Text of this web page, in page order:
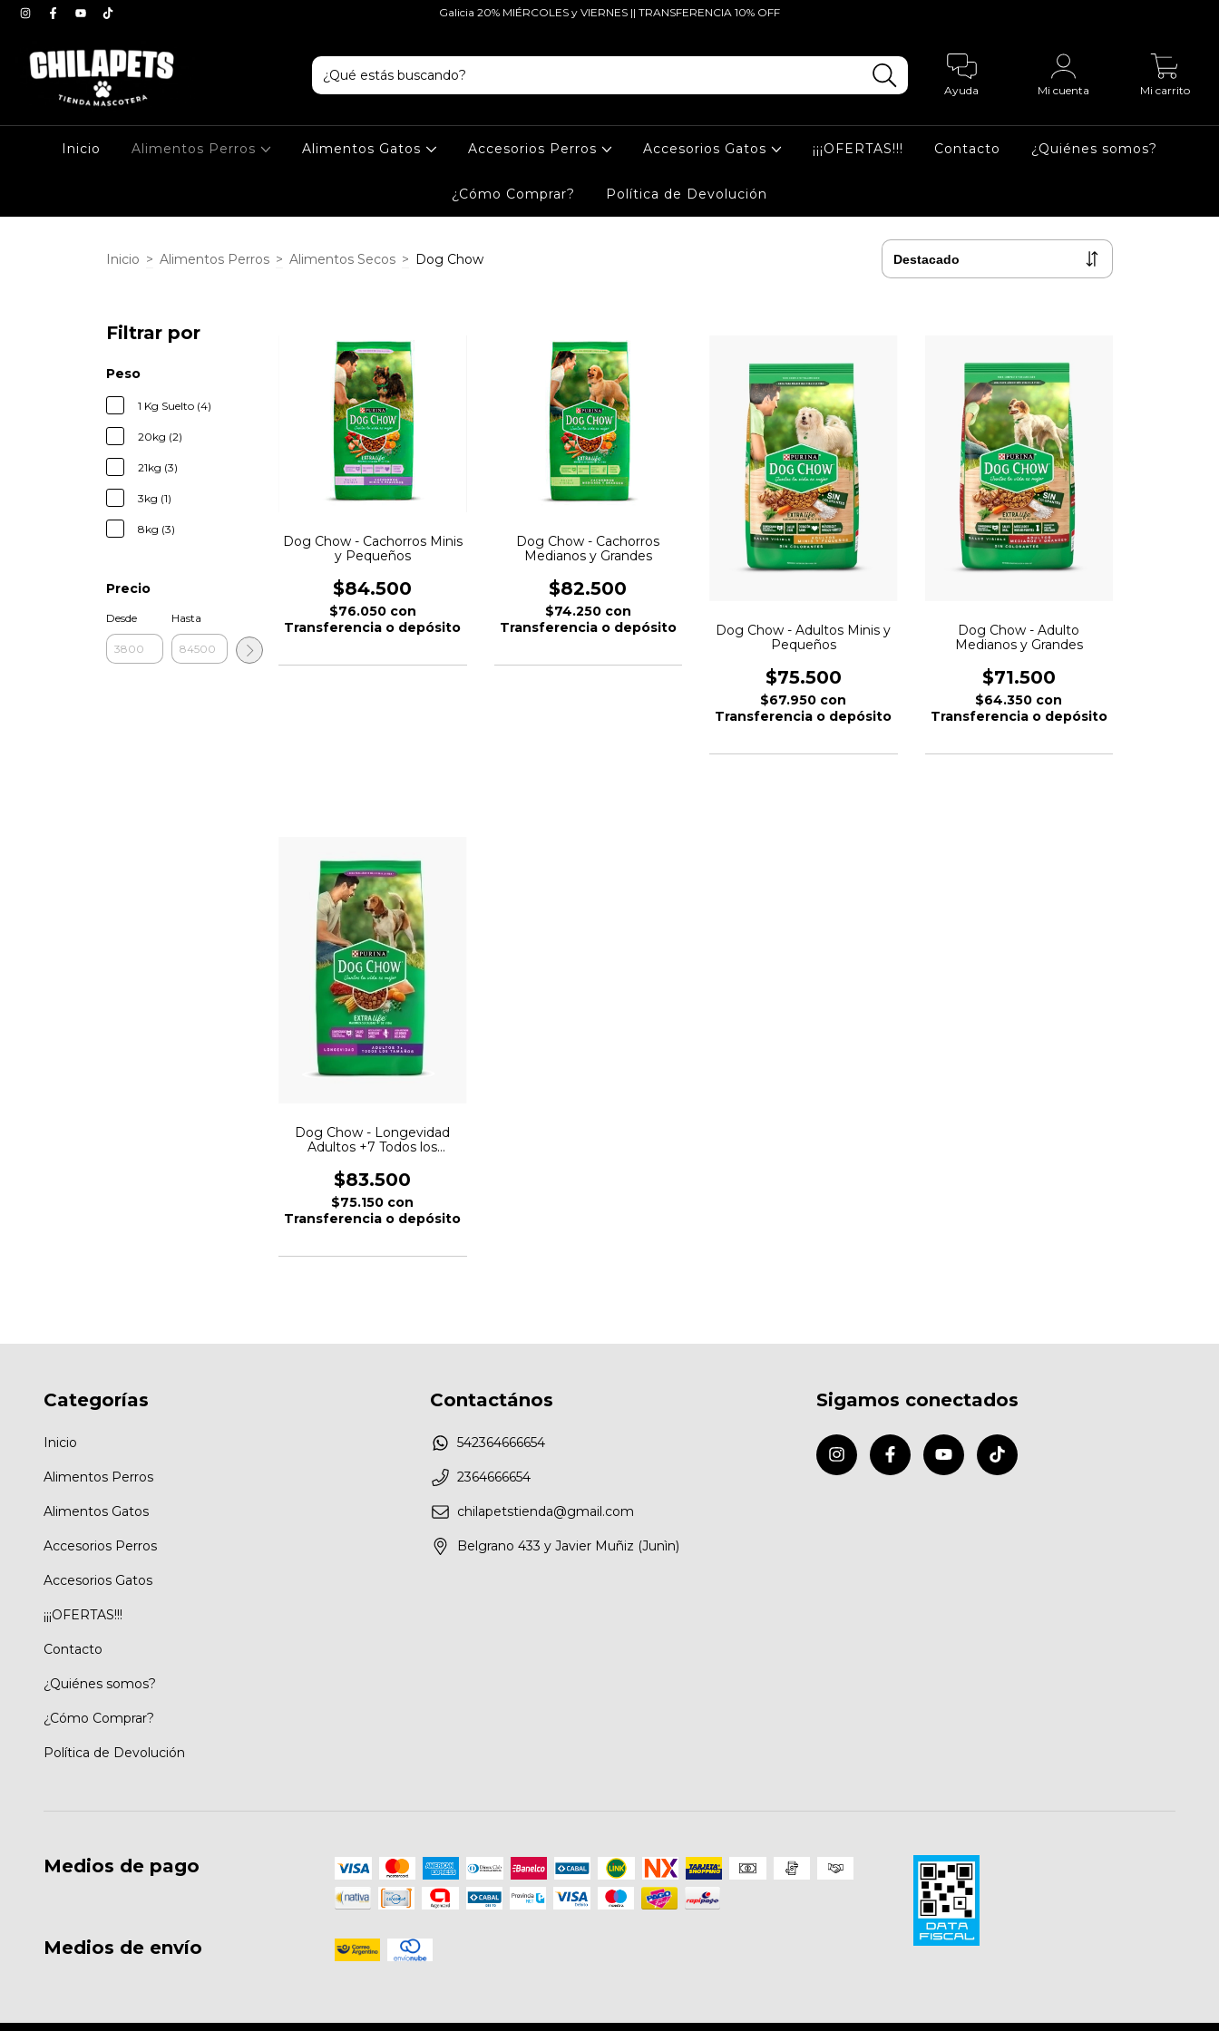
Galicia 20% MIÉRCOLES y VIERNES || TRANSFERENCIA 10% OFF
Ayuda Mi cuenta Mi carrito
Inicio Alimentos Perros Alimentos Gatos Accesorios Perros Accesorios Gatos ¡¡¡OFERTAS!!! Contacto ¿Quiénes somos?
¿Cómo Comprar? Política de Devolución
Inicio > Alimentos Perros > Alimentos Secos > Dog Chow
Filtrar por
Peso
1 Kg Suelto (4)
20kg (2)
21kg (3)
3kg (1)
8kg (3)
Precio
Desde Hasta
Dog Chow - Cachorros Minis
y Pequeños
$84.500
$76.050 con
Transferencia o depósito
Dog Chow - Cachorros
Medianos y Grandes
$82.500
$74.250 con
Transferencia o depósito
Dog Chow - Adultos Minis y
Pequeños
$75.500
$67.950 con
Transferencia o depósito
Dog Chow - Adulto
Medianos y Grandes
$71.500
$64.350 con
Transferencia o depósito
Dog Chow - Longevidad
Adultos +7 Todos los
$83.500
$75.150 con
Transferencia o depósito
Categorías
Inicio
Alimentos Perros
Alimentos Gatos
Accesorios Perros
Accesorios Gatos
¡¡¡OFERTAS!!!
Contacto
¿Quiénes somos?
¿Cómo Comprar?
Política de Devolución
Contactános
542364666654
2364666654
chilapetstienda@gmail.com
Belgrano 433 y Javier Muñiz (Junìn)
Sigamos conectados
Medios de pago
Medios de envío